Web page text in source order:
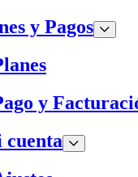
y Pagos
y